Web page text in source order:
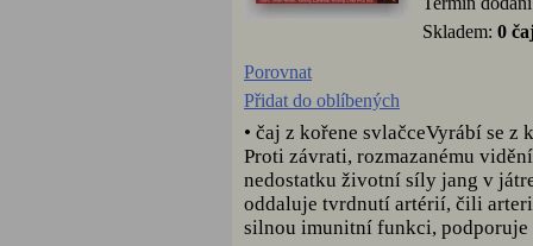
Skladem: 0
Porovnat
Přidat do oblíbených
• čaj z kořene svlačceVyrábí se
Proti závrati, rozmazanému
nedostatku životní síly jang v
oddaluje tvrdnutí artérií, čili
silnou imunitní funkci,